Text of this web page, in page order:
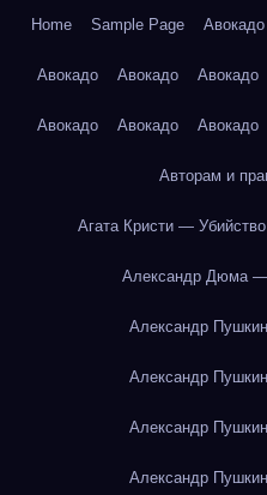
Home Sample Page Авокадо
Авокадо Авокадо Авокадо
Авокадо Авокадо Авокадо
Авторам и
Агата Кристи —
Александр Дюма —
Александр
Александр
Александр
Александр